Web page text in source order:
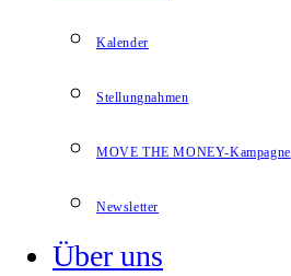
Kalender
Stellungnahmen
MOVE THE MONEY-Kampagne
Newsletter
Über uns